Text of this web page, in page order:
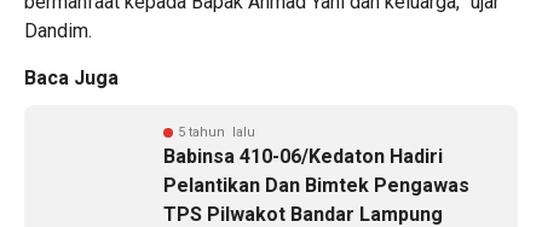
Dandim.
Baca Juga
5 tahun lalu
Babinsa 410-06/Kedaton Hadiri
Pelantikan Dan Bimtek Pengawas
TPS Pilwakot Bandar Lampung